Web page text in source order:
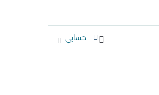
حسابي Cart